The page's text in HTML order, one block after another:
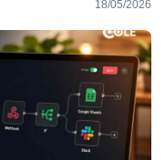
18/05/2026